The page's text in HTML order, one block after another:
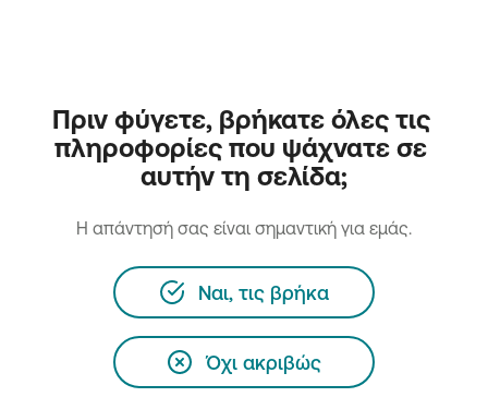
Πριν φύγετε, βρήκατε όλες τις
πληροφορίες που ψάχνατε σε
αυτήν τη σελίδα;
H απάντησή σας είναι σημαντική για εμάς.
Ναι, τις βρήκα
Όχι ακριβώς